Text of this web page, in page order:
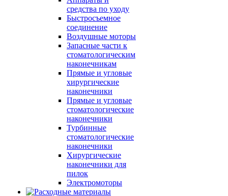
средства по уходу
Быстросъемное
соединение
Воздушные моторы
Запасные части к
стоматологическим
наконечникам
Прямые и угловые
хирургические
наконечники
Прямые и угловые
стоматологические
наконечники
Турбинные
стоматологические
наконечники
Хирургические
наконечники для
пилок
Электромоторы